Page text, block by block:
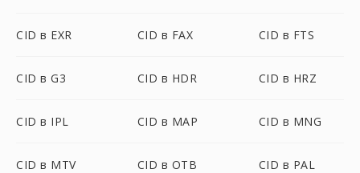
CID в EXR CID в FAX CID в FTS
CID в G3 CID в HDR CID в HRZ
CID в IPL CID в MAP CID в MNG
CID в MTV CID в OTB CID в PAL